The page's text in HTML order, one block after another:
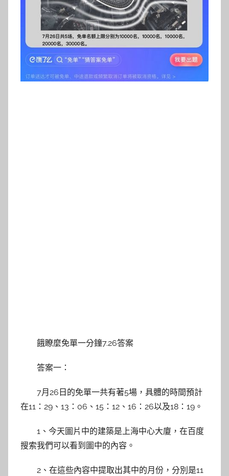
餓瞭麼免單一分鐘7.26答案
答案一：
7月26日的免單一共有著5場，具體的時間預計
在11：29、13：06、15：12、16：26以及18：19。
1、今天圖片中的建築是上海中心大廈，在百度
搜索我們可以看到圖中的內容。
2、在這些內容中提取出其中的月份，分別是11